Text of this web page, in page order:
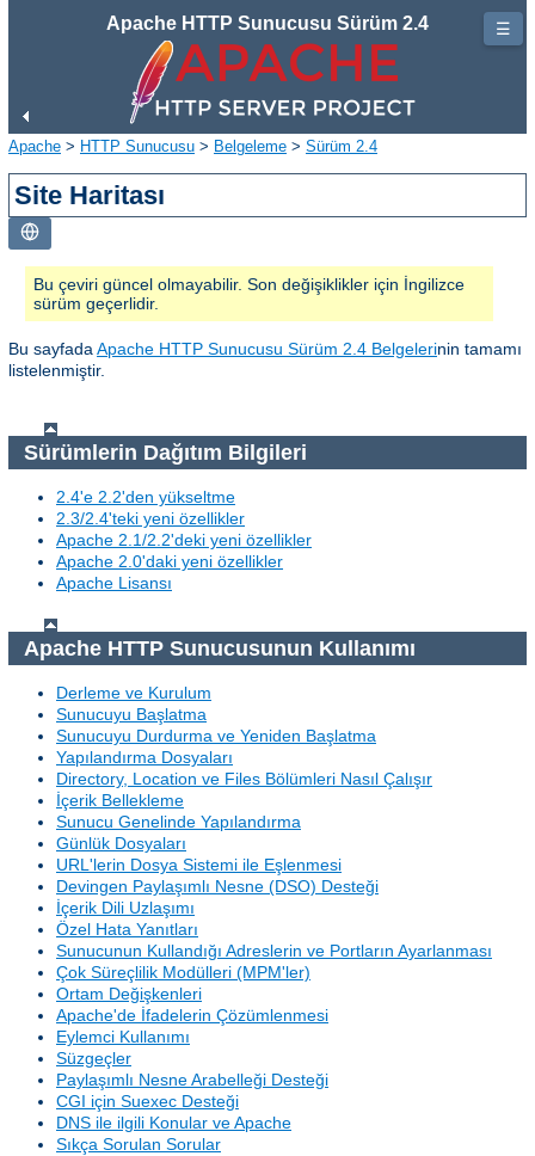
Apache HTTP Sunucusu Sürüm 2.4
Apache > HTTP Sunucusu > Belgeleme > Sürüm 2.4
Site Haritası
Bu çeviri güncel olmayabilir. Son değişiklikler için İngilizce
sürüm geçerlidir.
Bu sayfada Apache HTTP Sunucusu Sürüm 2.4 Belgelerinin tamamı
listelenmiştir.
Sürümlerin Dağıtım Bilgileri
2.4'e 2.2'den yükseltme
2.3/2.4'teki yeni özellikler
Apache 2.1/2.2'deki yeni özellikler
Apache 2.0'daki yeni özellikler
Apache Lisansı
Apache HTTP Sunucusunun Kullanımı
Derleme ve Kurulum
Sunucuyu Başlatma
Sunucuyu Durdurma ve Yeniden Başlatma
Yapılandırma Dosyaları
Directory, Location ve Files Bölümleri Nasıl Çalışır
İçerik Bellekleme
Sunucu Genelinde Yapılandırma
Günlük Dosyaları
URL'lerin Dosya Sistemi ile Eşlenmesi
Devingen Paylaşımlı Nesne (DSO) Desteği
İçerik Dili Uzlaşımı
Özel Hata Yanıtları
Sunucunun Kullandığı Adreslerin ve Portların Ayarlanması
Çok Süreçlilik Modülleri (MPM'ler)
Ortam Değişkenleri
Apache'de İfadelerin Çözümlenmesi
Eylemci Kullanımı
Süzgeçler
Paylaşımlı Nesne Arabelleği Desteği
CGI için Suexec Desteği
DNS ile ilgili Konular ve Apache
Sıkça Sorulan Sorular
☰